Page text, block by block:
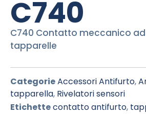
C740
C740 Contatto meccanico
tapparelle
CategorieAccessori Antifurto,
tapparella, Rivelatori sensori
Etichettecontatto antifurto,